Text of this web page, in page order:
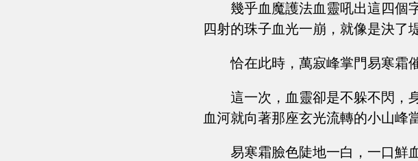
幾乎血魔護法血靈吼出這四個
四射的珠子血光一崩，就像是決了
恰在此時，萬寂峰掌門易寒霜
這一次，血靈卻是不躲不閃，
血河就向著那座玄光流轉的小山峰
易寒霜臉色陡地一白，一口鮮